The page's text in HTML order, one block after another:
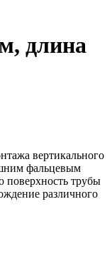
длина
вертикального
фальцевым
поверхность трубы
различного